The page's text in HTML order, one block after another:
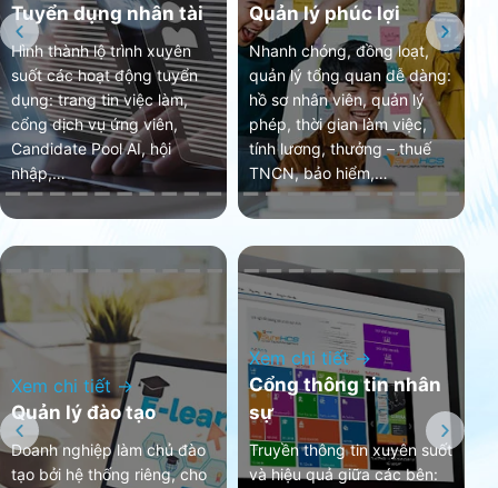
Tuyển dụng nhân tài
Hình thành lộ trình xuyên
suốt các hoạt động tuyển
dụng: trang tin việc làm,
cổng dịch vụ ứng viên,
Candidate Pool AI, hội
nhập,…
Quản lý phúc lợi
Nhanh chóng, đồng loạt,
quản lý tổng quan dễ dàng:
hồ sơ nhân viên, quản lý
phép, thời gian làm việc,
tính lương, thưởng – thuế
TNCN, bảo hiểm,…
Xem chi tiết →
Quản lý đào tạo
Doanh nghiệp làm chủ đào
tạo bởi hệ thống riêng, cho
Xem chi tiết →
Cổng thông tin nhân
sự
Truyền thông tin xuyên suốt
và hiệu quả giữa các bên: